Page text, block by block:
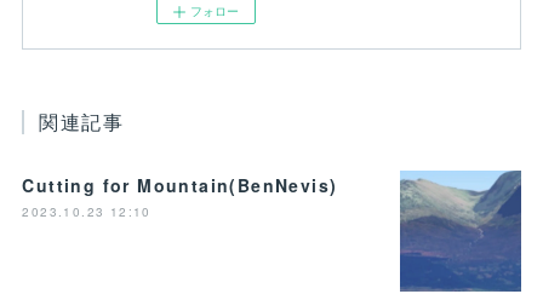
フォロー
関連記事
Cutting for Mountain(BenNevis)
2023.10.23 12:10